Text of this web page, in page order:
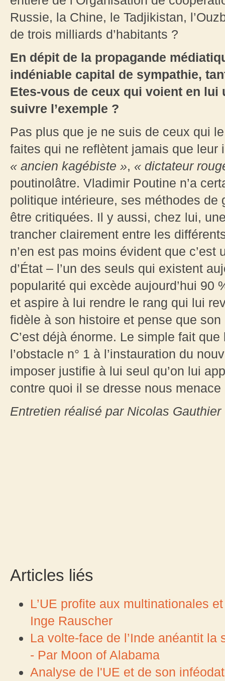
Russie, la Chine, le Tadjikistan,
de trois milliards d’habitants ?
En dépit de la propagande
indéniable capital de sympathie,
Etes-vous de ceux qui voient en lui
suivre l’exemple ?
Pas plus que je ne suis de ceux qui
faites qui ne reflètent jamais que leur
« ancien kagébiste », « dictateur
poutinolâtre. Vladimir Poutine n’a
politique intérieure, ses méthodes
être critiquées. Il y aussi, chez lui,
trancher clairement entre les
n’en est pas moins évident que
d’État – l’un des seuls qui existent
popularité qui excède aujourd’hui 90
et aspire à lui rendre le rang qui lui
fidèle à son histoire et pense que
C’est déjà énorme. Le simple fait
l’obstacle n° 1 à l’instauration du
imposer justifie à lui seul qu’on lui
contre quoi il se dresse nous
Entretien réalisé par Nicolas Gauthier
Articles liés
L’UE profite aux multinationales
Inge Rauscher
La volte-face de l’Inde anéantit
- Par Moon of Alabama
Analyse de l'UE et de son